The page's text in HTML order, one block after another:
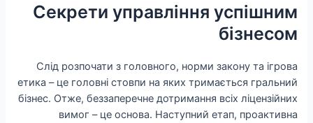
Секрети управління успішним
бізнесом
Слід розпочати з головного, норми закону та ігрова
етика – це головні стовпи на яких тримається гральний
бізнес. Отже, беззаперечне дотримання всіх ліцензійних
вимог – це основа. Наступний етап, проактивна